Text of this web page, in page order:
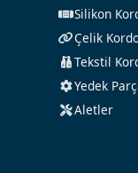
Silikon
Çelik
Tekstil
Yedek
Aletler